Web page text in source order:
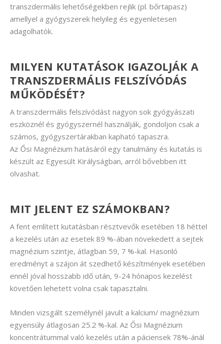
transzdermális lehetőségekben rejlik (pl. bőrtapasz)
amellyel a gyógyszerek helyileg és egyenletesen
adagolhatók.
MILYEN KUTATÁSOK IGAZOLJÁK A
TRANSZDERMÁLIS FELSZÍVÓDÁS
MŰKÖDÉSÉT?
A transzdermális felszívódást nagyon sok gyógyászati
eszköznél és gyógyszernél használják, gondoljon csak a
számos, gyógyszertárakban kapható tapaszra.
Az Ősi Magnézium hatásáról egy tanulmány és kutatás is
készült az Egyesült Királyságban, arról bővebben itt
olvashat.
MIT JELENT EZ SZÁMOKBAN?
A fent említett kutatásban résztvevők esetében 18 héttel
a kezelés után az esetek 89 %-ában növekedett a sejtek
magnézium szintje, átlagban 59, 7 %-kal. Hasonló
eredményt a szájon át szedhető készítmények esetében
ennél jóval hosszabb idő után, 9-24 hónapos kezelést
követően lehetett volna csak tapasztalni.
Minden vizsgált személynél javult a kalcium/ magnézium
egyensúly átlagosan 25.2 %-kal. Az Ősi Magnézium
koncentrátummal való kezelés után a páciensek 78%-ánál